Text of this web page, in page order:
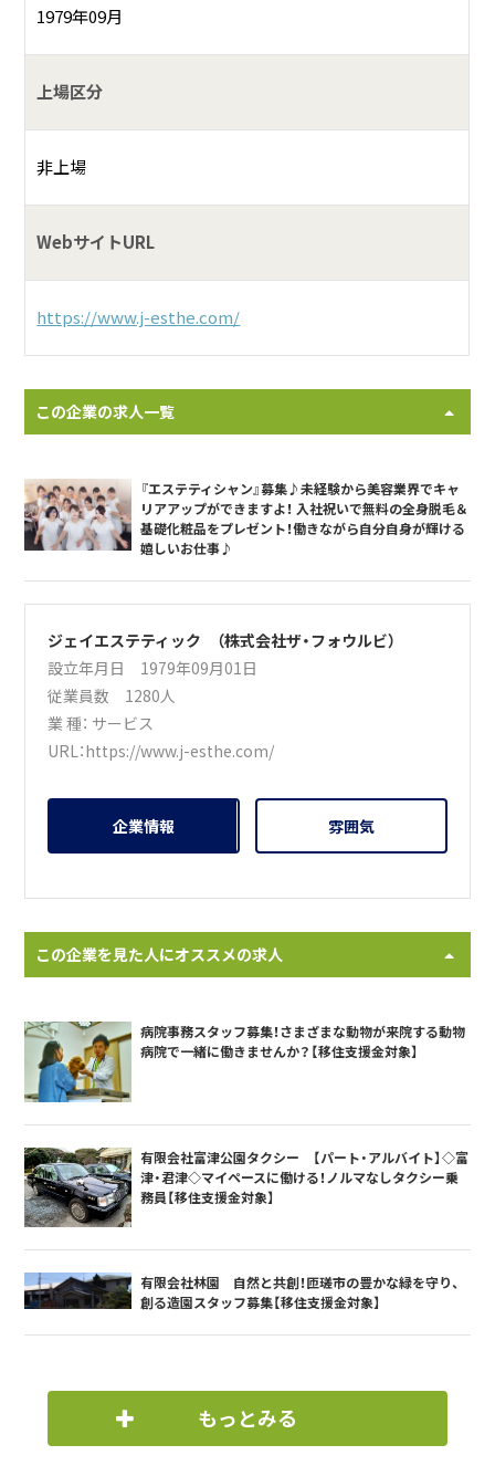
1979年09月
上場区分
非上場
WebサイトURL
https://www.j-esthe.com/
この企業の求人一覧
『エステティシャン』募集♪未経験から美容業界でキャ
リアアップができますよ！ 入社祝いで無料の全身脱毛＆
基礎化粧品をプレゼント！働きながら自分自身が輝ける
嬉しいお仕事♪
ジェイエステティック （株式会社ザ・フォウルビ）
設立年月日 1979年09月01日
従業員数 1280人
業 種： サービス
URL：https://www.j-esthe.com/
企業情報 雰囲気
この企業を見た人にオススメの求人
病院事務スタッフ募集！さまざまな動物が来院する動物
病院で一緒に働きませんか？【移住支援金対象】
有限会社富津公園タクシー 【パート・アルバイト】◇富
津・君津◇マイペースに働ける！ノルマなしタクシー乗
務員【移住支援金対象】
有限会社林園 自然と共創！匝瑳市の豊かな緑を守り、
創る造園スタッフ募集【移住支援金対象】
もっとみる